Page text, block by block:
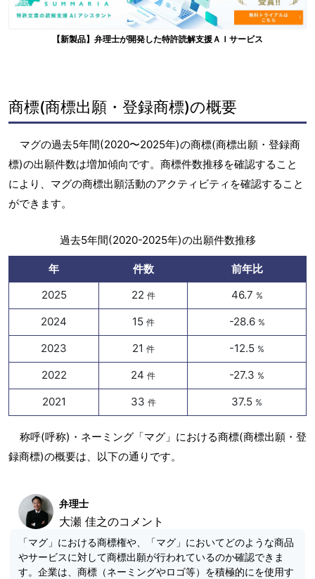
【新製品】弁理士が開発した特許読解支援ＡＩサービス
商標(商標出願・登録商標)の概要
マグの過去5年間(2020〜2025年)の商標(商標出願・登録商
標)の出願件数は増加傾向です。商標件数推移を確認すること
により、マグの商標出願活動のアクティビティを確認すること
ができます。
過去5年間(2020-2025年)の出願件数推移
年 件数
前年比
2025
22 件 46.7 %
2024 15 件 -28.6 %
2023 21 件 -12.5 %
2022 24 件 -27.3 %
2021 33 件 37.5 %
称呼(呼称)・ネーミング「マグ」における商標(商標出願・登
録商標)の概要は、以下の通りです。
弁理士
大瀬 佳之のコメント
「マグ」における商標権や、「マグ」においてどのような商品
やサービスに対して商標出願が行われているのか確認できま
す。企業は、商標（ネーミングやロゴ等）を積極的にを使用す